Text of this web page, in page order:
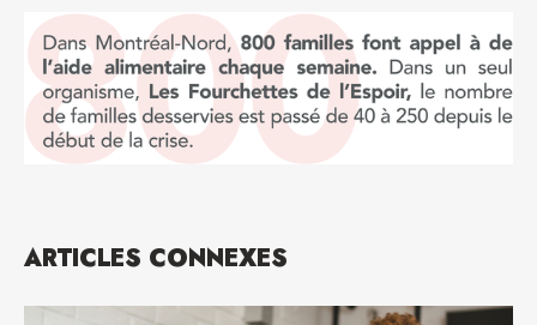
ARTICLES CONNEXES